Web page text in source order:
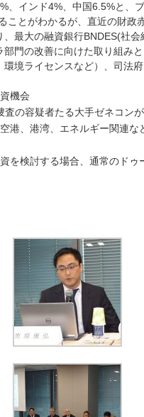
、インド4%、中国6.5%と、
ことがわかるが、直近の財
、最大の融資銀行BNDES(社
部門の改善に向けた取り組み
環境ライセンスなど）、司法
機会
査の容疑者たる大手ゼネコン
港、港湾、エネルギー関連な
を検討する場合、通常のド